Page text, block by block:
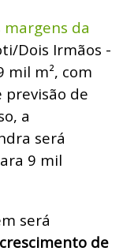
margens da
Dois Irmãos -
mil m², com
previsão de
a
será
9 mil
será
de